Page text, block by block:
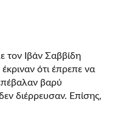
τον Ιβάν Σαββίδη
ότι έπρεπε να
βαρύ
διέρρευσαν. Επίσης,